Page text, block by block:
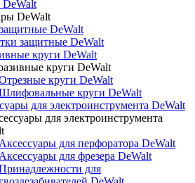
DeWalt
DeWalt
DeWalt
защитные DeWalt
круги DeWalt
круги DeWalt
круги DeWalt
круги DeWalt
для электроинструмента DeWalt
для электроинструмента
Аксессуары для перфоратора DeWalt
Аксессуары для фрезера DeWalt
для